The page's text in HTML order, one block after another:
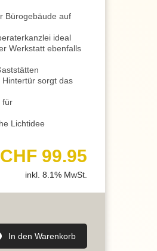
Bürogebäude auf
ideal
Werkstatt ebenfalls
sorgt das
für
Lichtidee
Einkaufszentrum
Ihrem Zuhause
CHF 99.95
inkl. 8.1% MwSt.
In den Warenkorb